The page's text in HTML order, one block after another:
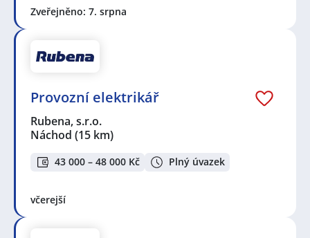
Zveřejněno: 7. srpna
Provozní elektrikář
Rubena, s.r.o.
Náchod (15 km)
43 000 – 48 000 Kč Plný úvazek
včerejší